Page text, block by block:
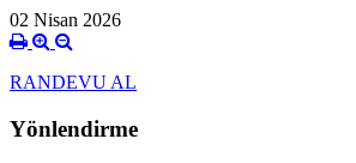
02 Nisan 2026
RANDEVU AL
Yönlendirme